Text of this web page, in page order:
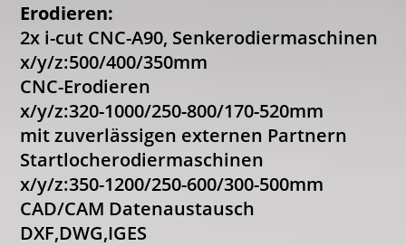
Erodieren:
2x i-cut CNC-A90, Senkerodiermaschinen
x/y/z:500/400/350mm
CNC-Erodieren
x/y/z:320-1000/250-800/170-520mm
mit zuverlässigen externen Partnern
Startlocherodiermaschinen
x/y/z:350-1200/250-600/300-500mm
CAD/CAM Datenaustausch
DXF,DWG,IGES